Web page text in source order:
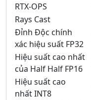
RTX-OPS
Rays Cast
Đỉnh Độc chính
xác hiệu suất FP32
Hiệu suất cao nhất
của Half Half FP16
Hiệu suất cao
nhất INT8